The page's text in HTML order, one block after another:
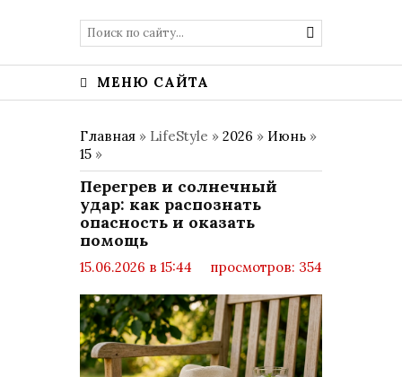
МЕНЮ САЙТА
Главная » LifeStyle » 2026 » Июнь »
15 »
Перегрев и солнечный
удар: как распознать
опасность и оказать
помощь
15.06.2026 в 15:44
просмотров: 354